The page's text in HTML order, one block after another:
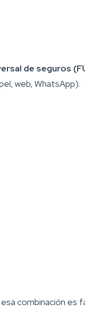
de seguros
web, WhatsApp).
combinación es